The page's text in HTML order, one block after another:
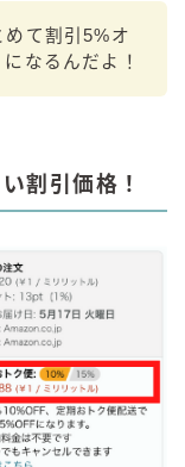
て割引5%オ
なるんだよ！
割引価格！